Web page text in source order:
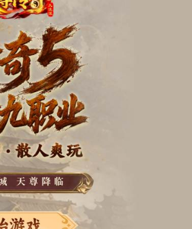
|
魔兽争霸3
|
超变单职业
|
红色警戒2
刀刀暴击
侠盗猎车手
|
SCS赛事专区
|
坦克世界
|
植物大战僵尸
|
战舰世界
近期新作